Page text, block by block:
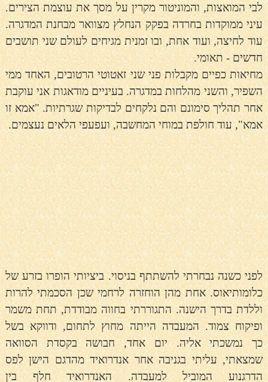
לבי המואצות, והמוניטור מקרין על מסך את עוצמת הצירים.
עיני ממוקדות בחרדה בפקק הנחלץ מצוואר מבחנת המדגרה.
עוד לחיצה, ועוד אחת, ובו זמנית מגיחים לעולם שני תושבים
חדשים - תאומי.
מחיאות כפיים מקבלות פני שני זאטוטי הרטובים, האחד ממי
השפיר, והשני מהלחות במדגרה. בעיניים מודאגות אני עוקבת
אחר תהליך סימונם והם נלקחים לבדיקות שגרתיות. "אמא זו
אמא", עוד חולפת במוחי המחשבה, ועפעפי הלאים נעצמים.
לפני כשנה נבחרתי להשתתף בניסוי. ביציותי הופרו בזרע של
כלומותיאוס. אחת מהן הוחזרה לרחמי שכן הסכמתי להרות
וללדת בדרך הישנה. התגוררתי בחווה מבודדת, תחת משמר
ופיקוח צמוד. המעבדה הייתה מחוץ לתחום, ודווקא בשל
כך נמשכתי אליה. יום אחד, חבושה בקסדת הסוואה
שמצאתי, עליתי בגניבה אחר אנדרואיד מהדגם הישן לפס
הדרגנוע המוביל למעבדה. האנדרואיד חלף בין